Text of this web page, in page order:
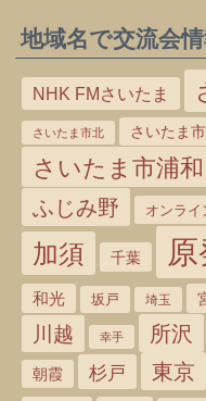
地域名で交流会
NHK FMさいたま
さいたま市北 さいたま
さいたま市浦和
ふじみ野 オンライ
加須 千葉
和光 坂戸 埼玉
川越
幸手 所沢
朝霞 杉戸 東京